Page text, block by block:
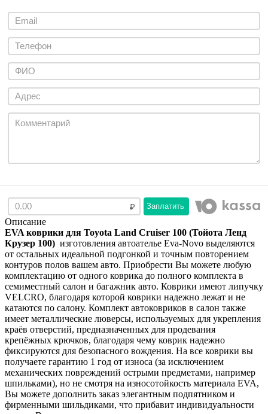
Заплатить
Описание
EVA коврики для Toyota Land Cruiser 100 (Тойота Ленд
Крузер 100) изготовления автоателье Eva-Novo выделяются
от остальных идеальной подгонкой и точным повторением
контуров полов вашем авто. Приобрести Вы можете любую
комплектацию от одного коврика до полного комплекта в
семиместный салон и багажник авто. Коврики имеют липучку
VELCRO, благодаря которой коврики надежно лежат и не
катаются по салону. Комплект автоковриков в салон также
имеет металлические люверсы, используемых для укрепления
краёв отверстий, предназначенных для продевания
крепёжных крючков, благодаря чему коврик надежно
фиксируются для безопасного вождения. На все коврики вы
получаете гарантию 1 год от износа (за исключением
механических повреждений острыми предметами, например
шпильками), но не смотря на износотойкость материала EVA,
Вы можете дополнить заказ элегантным подпятником и
фирменными шильдиками, что прибавит индивидуальности